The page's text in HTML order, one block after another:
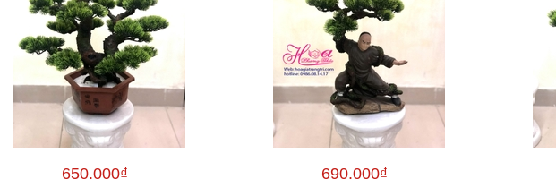
650.000₫ 690.000₫